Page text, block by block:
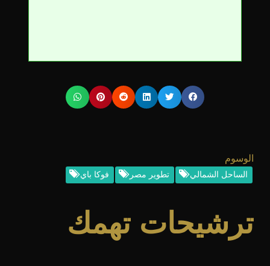
الوسوم
الساحل الشمالي تطوير مصر فوكا باي
ترشيحات تهمك